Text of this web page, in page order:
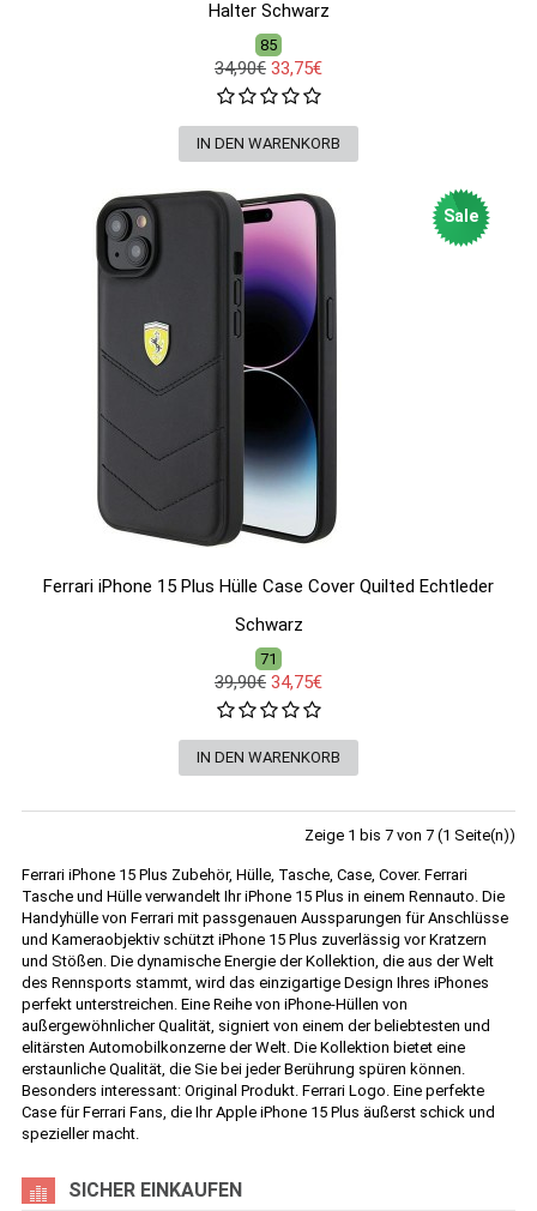
Halter Schwarz
85
34,90€ 33,75€
Sale
Ferrari iPhone 15 Plus Hülle Case Cover Quilted Echtleder
Schwarz
71
39,90€ 34,75€
Zeige 1 bis 7 von 7 (1 Seite(n))
Ferrari iPhone 15 Plus Zubehör, Hülle, Tasche, Case, Cover. Ferrari
Tasche und Hülle verwandelt Ihr iPhone 15 Plus in einem Rennauto. Die
Handyhülle von Ferrari mit passgenauen Aussparungen für Anschlüsse
und Kameraobjektiv schützt iPhone 15 Plus zuverlässig vor Kratzern
und Stößen. Die dynamische Energie der Kollektion, die aus der Welt
des Rennsports stammt, wird das einzigartige Design Ihres iPhones
perfekt unterstreichen. Eine Reihe von iPhone-Hüllen von
außergewöhnlicher Qualität, signiert von einem der beliebtesten und
elitärsten Automobilkonzerne der Welt. Die Kollektion bietet eine
erstaunliche Qualität, die Sie bei jeder Berührung spüren können.
Besonders interessant: Original Produkt. Ferrari Logo. Eine perfekte
Case für Ferrari Fans, die Ihr Apple iPhone 15 Plus äußerst schick und
spezieller macht.
SICHER EINKAUFEN